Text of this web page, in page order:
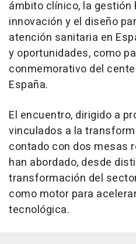
ámbito clínico, la gestión
innovación y el diseño
atención sanitaria en
y oportunidades, como
conmemorativo del
España.
El encuentro, dirigido a
vinculados a la
contado con dos mesas
han abordado, desde
transformación del
como motor para
tecnológica.